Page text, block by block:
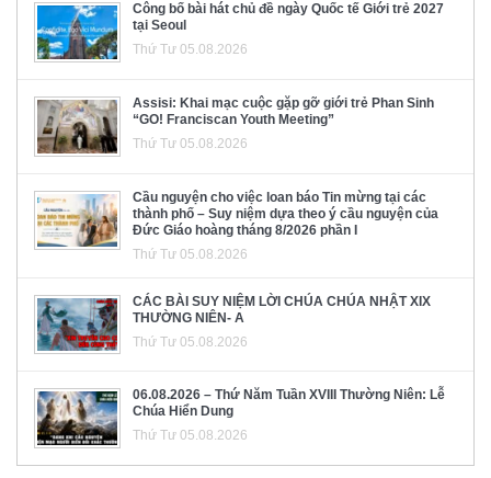
Công bố bài hát chủ đề ngày Quốc tế Giới trẻ 2027
tại Seoul
Thứ Tư 05.08.2026
Assisi: Khai mạc cuộc gặp gỡ giới trẻ Phan Sinh
“GO! Franciscan Youth Meeting”
Thứ Tư 05.08.2026
Cầu nguyện cho việc loan báo Tin mừng tại các
thành phố – Suy niệm dựa theo ý cầu nguyện của
Đức Giáo hoàng tháng 8/2026 phần I
Thứ Tư 05.08.2026
CÁC BÀI SUY NIỆM LỜI CHÚA CHÚA NHẬT XIX
THƯỜNG NIÊN- A
Thứ Tư 05.08.2026
06.08.2026 – Thứ Năm Tuần XVIII Thường Niên: Lễ
Chúa Hiển Dung
Thứ Tư 05.08.2026